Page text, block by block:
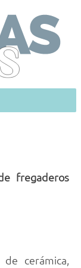
fregaderos
cerámica,